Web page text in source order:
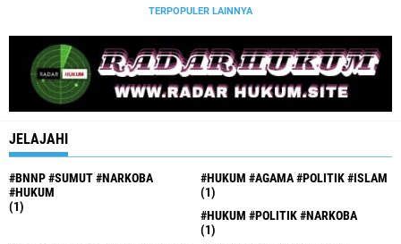
TERPOPULER LAINNYA
JELAJAHI
#BNNP #SUMUT #NARKOBA
#HUKUM
(1)
#HUKUM #AGAMA #POLITIK #ISLAM
(1)
#HUKUM #POLITIK #NARKOBA
(1)